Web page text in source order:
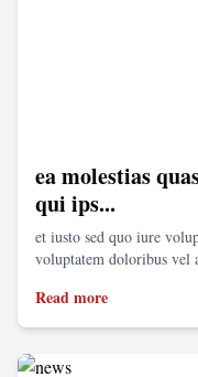
ea molestias
qui ips...
et iusto sed quo iure
voluptatem doloribus vel
Read more